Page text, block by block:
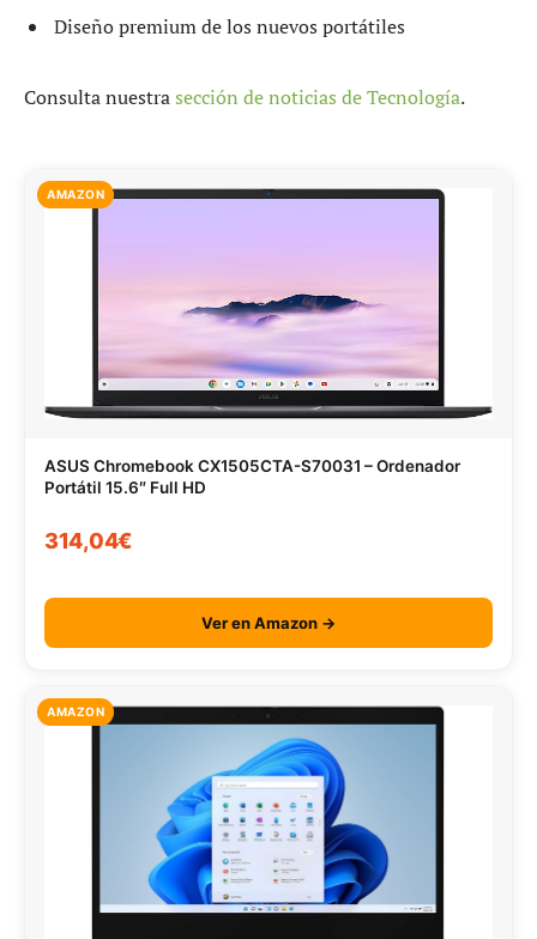
Diseño premium de los nuevos portátiles
Consulta nuestrasección de noticias de Tecnología.
AMAZON
ASUS Chromebook CX1505CTA-S70031 – Ordenador
Portátil 15.6″ Full HD
314,04€
Ver en Amazon →
AMAZON